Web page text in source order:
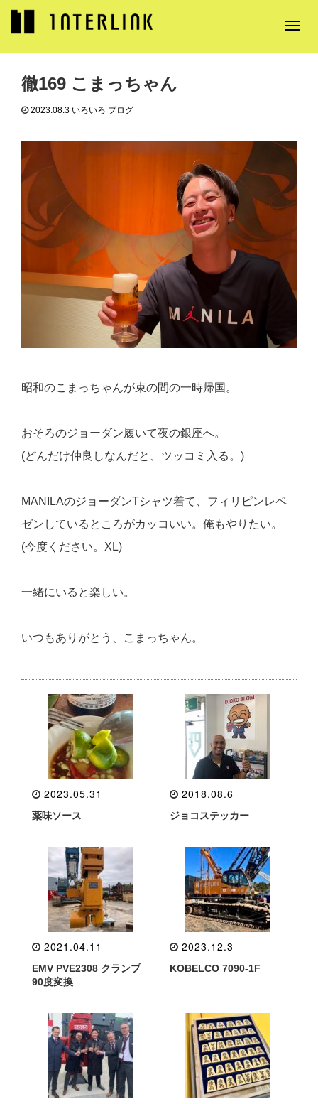
T
g
v
i
a
t
徹169 こまっちゃん
2023.08.3 いろいろ ブログ
昭和のこまっちゃんが束の間の一時帰国。
おそろのジョーダン履いて夜の銀座へ。
(どんだけ仲良しなんだと、ツッコミ入る。)
MANILAのジョーダンTシャツ着て、フィリピンレペ
ゼンしているところがカッコいい。俺もやりたい。
(今度ください。XL)
一緒にいると楽しい。
いつもありがとう、こまっちゃん。
2023.05.31
薬味ソース
2018.08.6
ジョコステッカー
2021.04.11
EMV PVE2308 クランプ
90度変換
2023.12.3
KOBELCO 7090-1F